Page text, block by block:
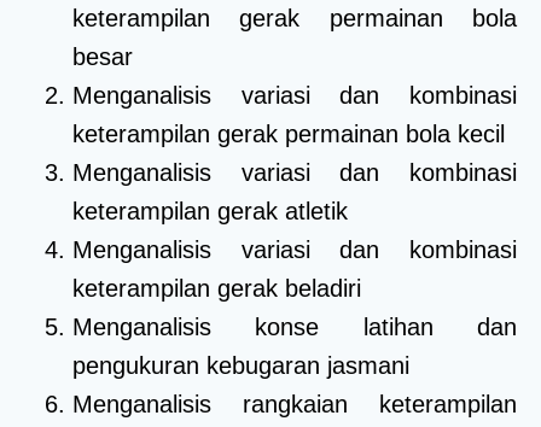
keterampilan gerak permainan bola
besar
Menganalisis variasi dan kombinasi
keterampilan gerak permainan bola kecil
Menganalisis variasi dan kombinasi
keterampilan gerak atletik
Menganalisis variasi dan kombinasi
keterampilan gerak beladiri
Menganalisis konse latihan dan
pengukuran kebugaran jasmani
Menganalisis rangkaian keterampilan